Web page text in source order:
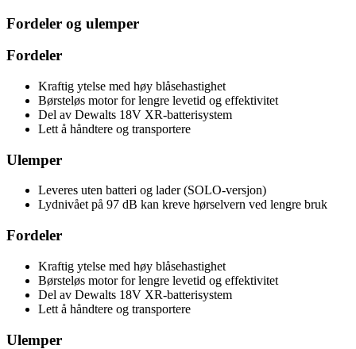
Fordeler og ulemper
Fordeler
Kraftig ytelse med høy blåsehastighet
Børsteløs motor for lengre levetid og effektivitet
Del av Dewalts 18V XR-batterisystem
Lett å håndtere og transportere
Ulemper
Leveres uten batteri og lader (SOLO-versjon)
Lydnivået på 97 dB kan kreve hørselvern ved lengre bruk
Fordeler
Kraftig ytelse med høy blåsehastighet
Børsteløs motor for lengre levetid og effektivitet
Del av Dewalts 18V XR-batterisystem
Lett å håndtere og transportere
Ulemper